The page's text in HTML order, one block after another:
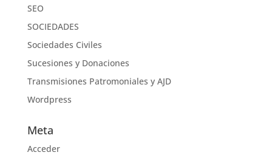
SEO
SOCIEDADES
Sociedades Civiles
Sucesiones y Donaciones
Transmisiones Patromoniales y AJD
Wordpress
Meta
Acceder